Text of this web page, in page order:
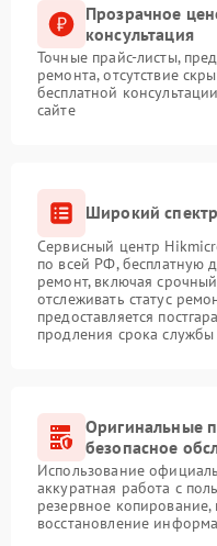
Прозрачное
консультация
Точные прайс-листы,
ремонта, отсутствие
бесплатной
сайте
Широкий
Сервисный центр
по всей РФ, бесплатную
ремонт, включая
отслеживать статус
предоставляется
продления срока службы
Оригинальные
безопасное
Использование
аккуратная работа с
резервное
восстановление